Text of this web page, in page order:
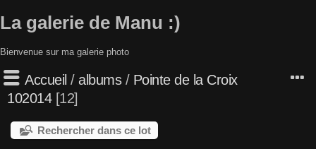
La galerie de Manu :)
Bienvenue sur ma galerie photo
Accueil / albums/ Pointe de la Croix
102014 12
Rechercher dans ce lot